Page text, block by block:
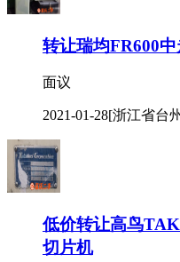
转让瑞均FR600
面议
2021-01-28[浙江省台
低价转让高鸟
切片机